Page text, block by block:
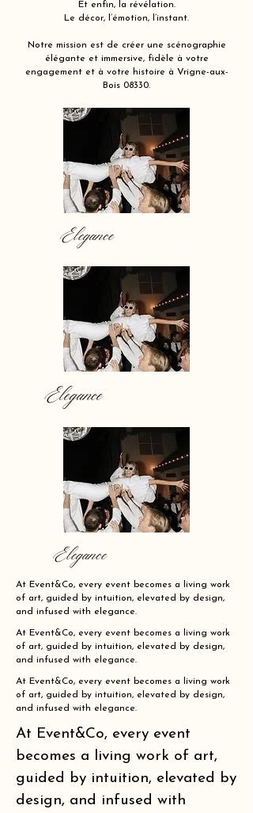
Et enfin, la révélation.
Le décor, l’émotion, l’instant.
Notre mission est de créer une scénographie
élégante et immersive, fidèle à votre
engagement et à votre histoire à Vrigne-aux-
Bois 08330.
Elegance
Elegance
Elegance
At Event&Co, every event becomes a living work
of art, guided by intuition, elevated by design,
and infused with elegance.
At Event&Co, every event becomes a living work
of art, guided by intuition, elevated by design,
and infused with elegance.
At Event&Co, every event becomes a living work
of art, guided by intuition, elevated by design,
and infused with elegance.
At Event&Co, every event
becomes a living work of art,
guided by intuition, elevated by
design, and infused with